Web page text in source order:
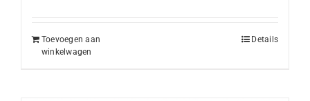
Toevoegen aan
winkelwagen
Details